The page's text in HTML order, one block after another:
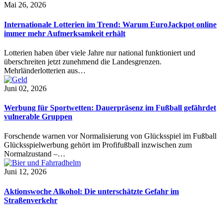
Mai 26, 2026
Internationale Lotterien im Trend: Warum EuroJackpot online
immer mehr Aufmerksamkeit erhält
Lotterien haben über viele Jahre nur national funktioniert und
überschreiten jetzt zunehmend die Landesgrenzen.
Mehrländerlotterien aus…
Juni 02, 2026
Werbung für Sportwetten: Dauerpräsenz im Fußball gefährdet
vulnerable Gruppen
Forschende warnen vor Normalisierung von Glücksspiel im Fußball
Glücksspielwerbung gehört im Profifußball inzwischen zum
Normalzustand –…
Juni 12, 2026
Aktionswoche Alkohol: Die unterschätzte Gefahr im
Straßenverkehr